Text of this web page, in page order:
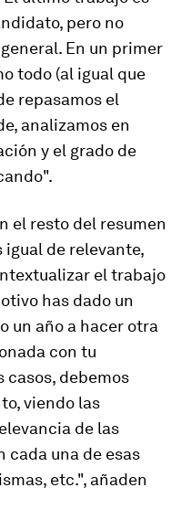
pero no
En un primer
todo (al igual que
repasamos el
analizamos en
y el grado de
el resto del resumen
igual de relevante,
el trabajo
has dado un
un año a hacer otra
con tu
casos, debemos
viendo las
de las
cada una de esas
etc.", añaden